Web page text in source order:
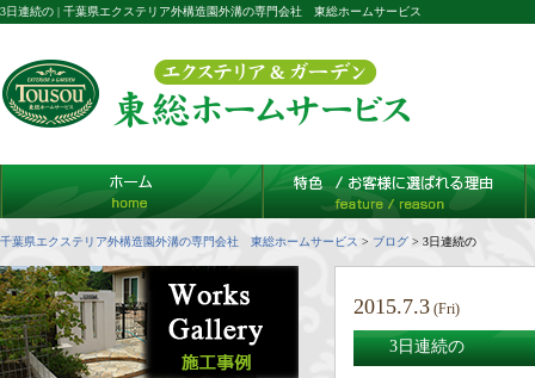
3日連続の | 千葉県エクステリア外構造園外溝の専門会社 東総ホームサービス
千葉県エクステリア外構造園外溝の専門会社 東総ホームサービス > ブログ > 3日連続の
2015.7.3 (Fri)
3日連続の